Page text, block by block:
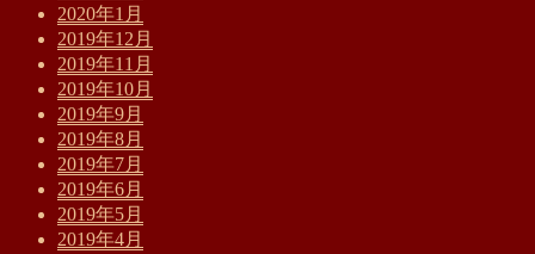
2020年1月
2019年12月
2019年11月
2019年10月
2019年9月
2019年8月
2019年7月
2019年6月
2019年5月
2019年4月